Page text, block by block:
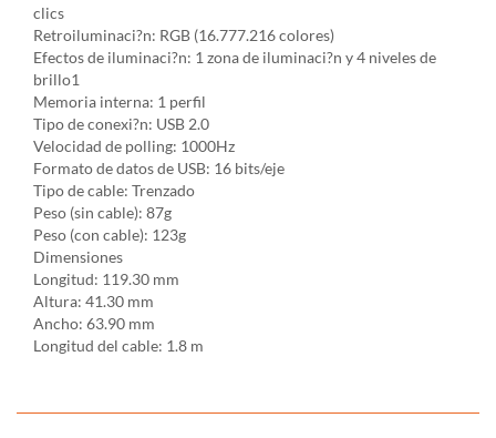
clics
Retroiluminaci?n: RGB (16.777.216 colores)
Efectos de iluminaci?n: 1 zona de iluminaci?n y 4 niveles de
brillo1
Memoria interna: 1 perfil
Tipo de conexi?n: USB 2.0
Velocidad de polling: 1000Hz
Formato de datos de USB: 16 bits/eje
Tipo de cable: Trenzado
Peso (sin cable): 87g
Peso (con cable): 123g
Dimensiones
Longitud: 119.30 mm
Altura: 41.30 mm
Ancho: 63.90 mm
Longitud del cable: 1.8 m